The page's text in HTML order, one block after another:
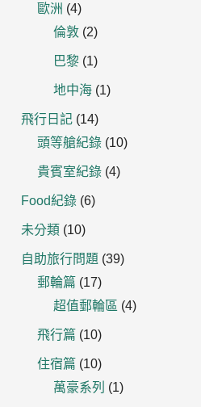
歐洲 (4)
倫敦 (2)
巴黎 (1)
地中海 (1)
飛行日記 (14)
頭等艙紀錄 (10)
貴賓室紀錄 (4)
Food紀錄 (6)
未分類 (10)
自助旅行問題 (39)
郵輪篇 (17)
超值郵輪區 (4)
飛行篇 (10)
住宿篇 (10)
萬豪系列 (1)